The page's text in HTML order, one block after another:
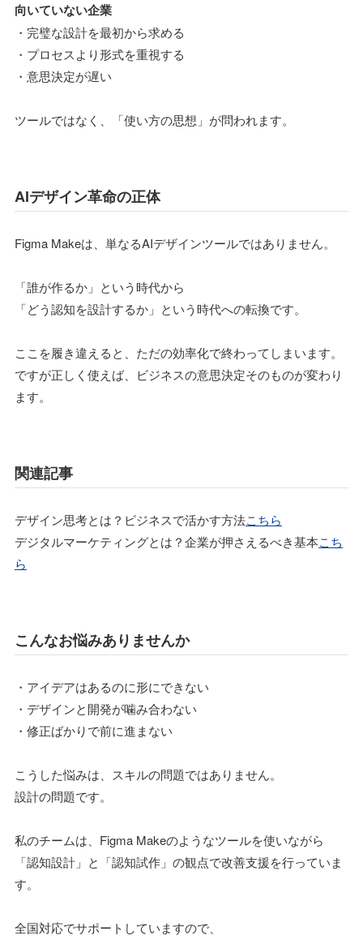
向いていない企業
・完璧な設計を最初から求める
・プロセスより形式を重視する
・意思決定が遅い
ツールではなく、「使い方の思想」が問われます。
AIデザイン革命の正体
Figma Makeは、単なるAIデザインツールではありません。
「誰が作るか」という時代から
「どう認知を設計するか」という時代への転換です。
ここを履き違えると、ただの効率化で終わってしまいます。
ですが正しく使えば、ビジネスの意思決定そのものが変わり
ます。
関連記事
デザイン思考とは？ビジネスで活かす方法こちら
デジタルマーケティングとは？企業が押さえるべき基本こち
ら
こんなお悩みありませんか
・アイデアはあるのに形にできない
・デザインと開発が噛み合わない
・修正ばかりで前に進まない
こうした悩みは、スキルの問題ではありません。
設計の問題です。
私のチームは、Figma Makeのようなツールを使いながら
「認知設計」と「認知試作」の観点で改善支援を行っていま
す。
全国対応でサポートしていますので、